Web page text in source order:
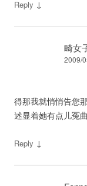
Reply ↓
畸女
2009/
得那我就悄悄告您
述显着她有点儿冤
Reply ↓